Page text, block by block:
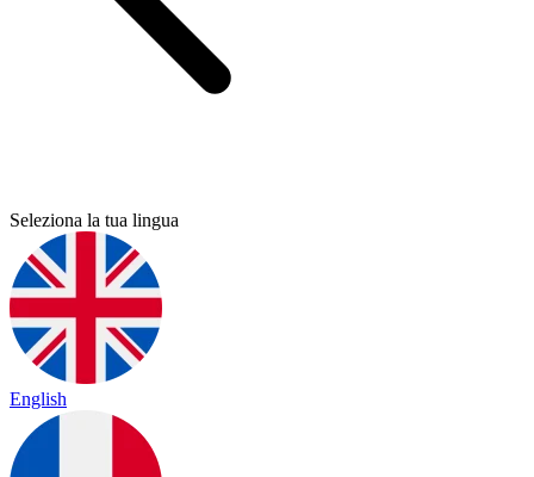
Seleziona la tua lingua
English